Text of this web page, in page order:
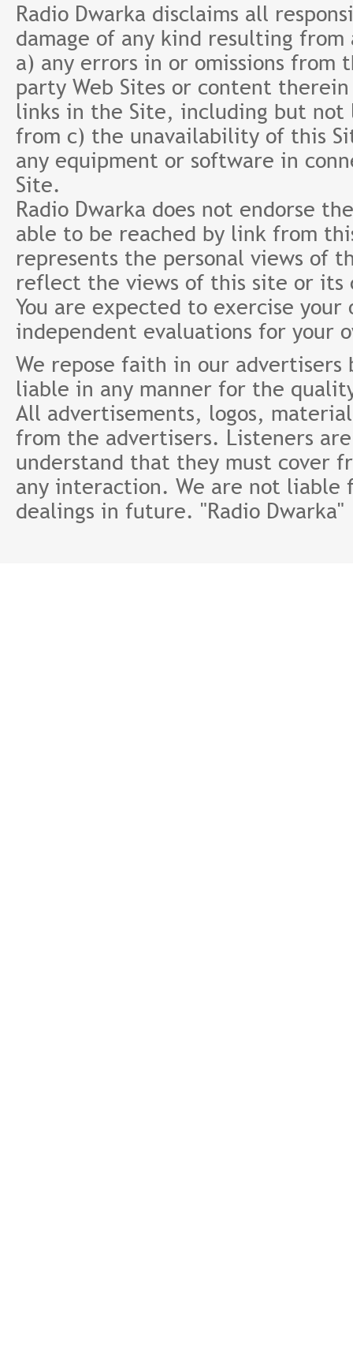
Radio Dwarka disclaims all
damage of any kind resulting
a) any errors in or omissions
party Web Sites or content
links in the Site, including but
from c) the unavailability of this
any equipment or software in
Site.
Radio Dwarka does not endorse
able to be reached by link from
represents the personal views of
reflect the views of this site or its
You are expected to exercise
independent evaluations for your
We repose faith in our
liable in any manner for the
All advertisements, logos,
from the advertisers. Listeners
understand that they must cover
any interaction. We are not
dealings in future. "Radio Dwarka"